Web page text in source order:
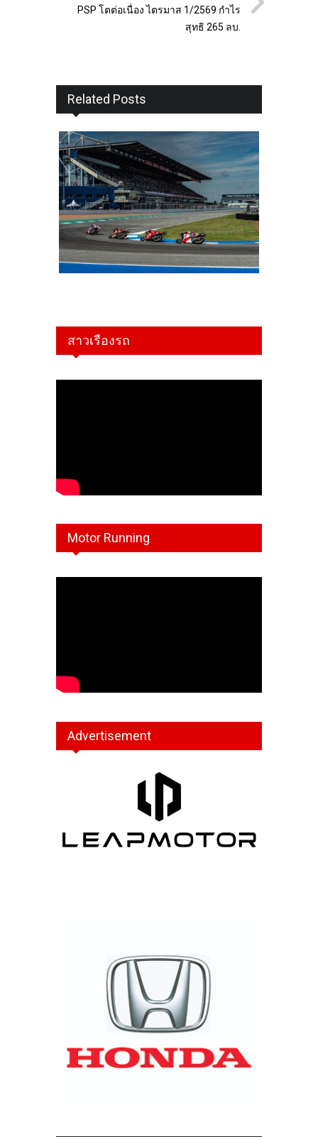
PSP โตต่อเนื่อง ไตรมาส 1/2569 กำไร
สุทธิ 265 ลบ.
Related Posts
สาวเรืองรถ
Motor Running
Advertisement